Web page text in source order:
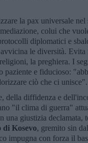
la pax universale nel
colui che
diplomatici e
le diversità. Evita
la preghiera. I
paziente e fiducioso:
ciò che ci unisce".
della diffidenza e
"il clima di guerra"
giustizia declamata,
di Kosevo, gremito sin
impugna con forza il